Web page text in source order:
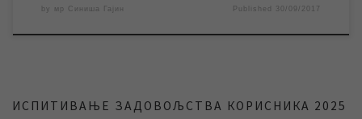
by мр Синиша Гајин Published 30/09/2017
ИСПИТИВАЊЕ ЗАДОВОЉСТВА КОРИСНИКА 2025